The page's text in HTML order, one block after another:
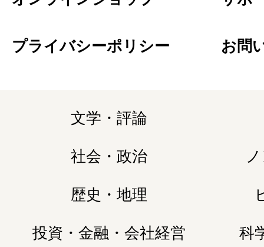
プライバシーポリシー お問
文学・評論
社会・政治
歴史・地理
投資・金融・会社経営 科